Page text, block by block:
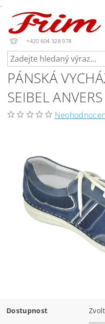
.
+420 604 328 978
PÁNSKÁ
SEIBEL
Dostupnost